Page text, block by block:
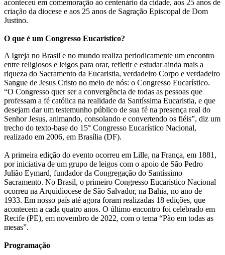
aconteceu em comemoração ao centenário da cidade, aos 25 anos de
criação da diocese e aos 25 anos de Sagração Episcopal de Dom
Justino.
O que é um Congresso Eucarístico?
A Igreja no Brasil e no mundo realiza periodicamente um encontro
entre religiosos e leigos para orar, refletir e estudar ainda mais a
riqueza do Sacramento da Eucaristia, verdadeiro Corpo e verdadeiro
Sangue de Jesus Cristo no meio de nós: o Congresso Eucarístico.
“O Congresso quer ser a convergência de todas as pessoas que
professam a fé católica na realidade da Santíssima Eucaristia, e que
desejam dar um testemunho público de sua fé na presença real do
Senhor Jesus, animando, consolando e convertendo os fiéis”, diz um
trecho do texto-base do 15° Congresso Eucarístico Nacional,
realizado em 2006, em Brasília (DF).
A primeira edição do evento ocorreu em Lille, na França, em 1881,
por iniciativa de um grupo de leigos com o apoio de São Pedro
Julião Eymard, fundador da Congregação do Santíssimo
Sacramento. No Brasil, o primeiro Congresso Eucarístico Nacional
ocorreu na Arquidiocese de São Salvador, na Bahia, no ano de
1933. Em nosso país até agora foram realizadas 18 edições, que
acontecem a cada quatro anos. O último encontro foi celebrado em
Recife (PE), em novembro de 2022, com o tema “Pão em todas as
mesas”.
Programação